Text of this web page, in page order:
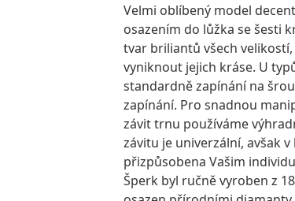
Velmi oblíbený model
osazením do lůžka se šesti
tvar briliantů všech
vyniknout jejich kráse. U
standardně zapínání na
zapínání. Pro snadnou
závit trnu používáme
závitu je univerzální, avšak
přizpůsobena Vašim
Šperk byl ručně vyroben z